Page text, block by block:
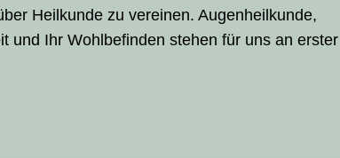
Heilkunde zu vereinen. Augenheilkunde,
und Ihr Wohlbefinden stehen für uns an erster